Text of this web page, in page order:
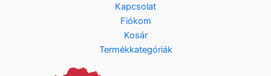
Kapcsolat
Fiókom
Kosár
Termékkategóriák